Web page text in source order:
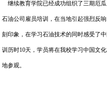
继续教育学院已经成功组织了三期厄
石油公司雇员培训，在当地引起强烈反
刻印象，在学习石油技术的同时感受了
训历时10天，学员将在我校学习中国文
地参观。